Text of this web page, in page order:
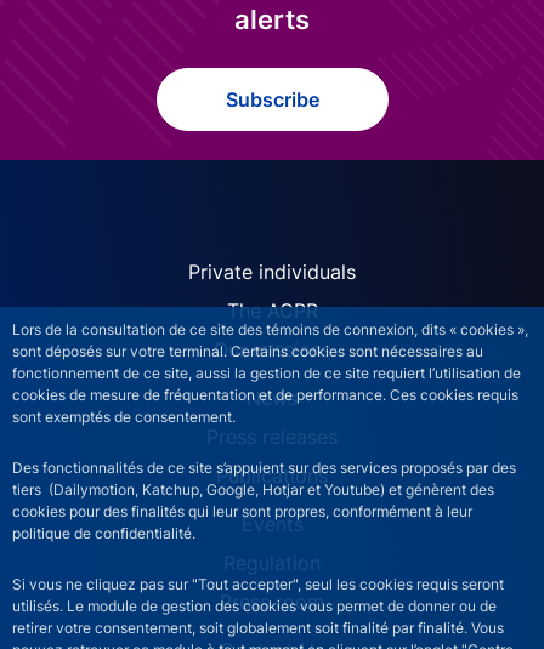
Lors de la consultation de ce site des témoins de connexion, dits « cookies »,
sont déposés sur votre terminal. Certains cookies sont nécessaires au
fonctionnement de ce site, aussi la gestion de ce site requiert l’utilisation de
cookies de mesure de fréquentation et de performance. Ces cookies requis
sont exemptés de consentement.
Des fonctionnalités de ce site s’appuient sur des services proposés par des
tiers (Dailymotion, Katchup, Google, Hotjar et Youtube) et génèrent des
cookies pour des finalités qui leur sont propres, conformément à leur
politique de confidentialité.
Si vous ne cliquez pas sur "Tout accepter", seul les cookies requis seront
utilisés. Le module de gestion des cookies vous permet de donner ou de
retirer votre consentement, soit globalement soit finalité par finalité. Vous
alerts
Subscribe
ACPR site navigation
Private individuals
The ACPR
Our missions
News
Press releases
Publications
Events
Regulation
Press room